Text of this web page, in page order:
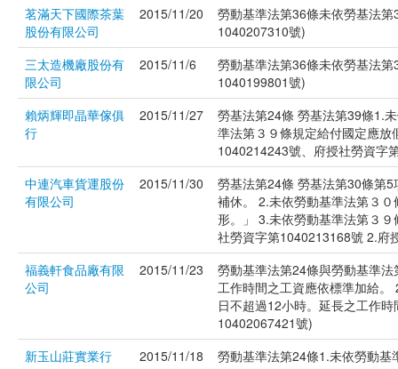
茗滿天下國際茶葉
股份有限公司
2015/11/20
勞動基準法第36條未依勞基法
1040207310號)
三太造機廠股份有
限公司
2015/11/6
勞動基準法第36條未依勞基法
1040199801號)
賴炳輝即晶華傢俱
行
2015/11/27
勞基法第24條 勞基法第39條1.
準法第３９條規定給付國定應
1040214243號、府授社勞資字
中連汽車貨運股份
有限公司
2015/11/30
勞基法第24條 勞基法第30條第
補休。 2.未依勞動基準法第３
形。」 3.未依勞動基準法第３
社勞資字第1040213168號 2.府
福義軒食品廠有限
公司
2015/11/23
勞動基準法第24條與勞動基準
工作時間之工資應依標準加給
日不超過12小時。延長之工作
10402067421號)
新玉山莊實業行
2015/11/18 勞動基準法第24條1.未依勞動